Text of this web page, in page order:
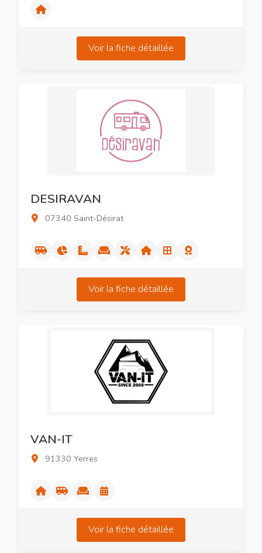
Voir la fiche détaillée
DESIRAVAN
07340 Saint-Désirat
Voir la fiche détaillée
VAN-IT
91330 Yerres
Voir la fiche détaillée